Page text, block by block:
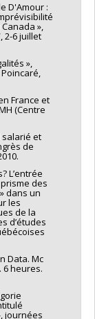
D'Amour :
»,
2-6 juillet
»,
France et
(Centre
salarié et
de
L’entrée
des
dans un
les
de la
d’études
Data. Mc
6 heures.
journées